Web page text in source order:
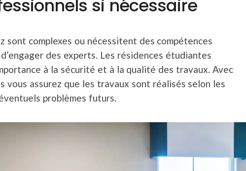
si nécessaire
sont complexes ou nécessitent des compétences
des experts. Les résidences étudiantes
à la sécurité et à la qualité des travaux. Avec
vous assurez que les travaux sont réalisés selon les
problèmes futurs.